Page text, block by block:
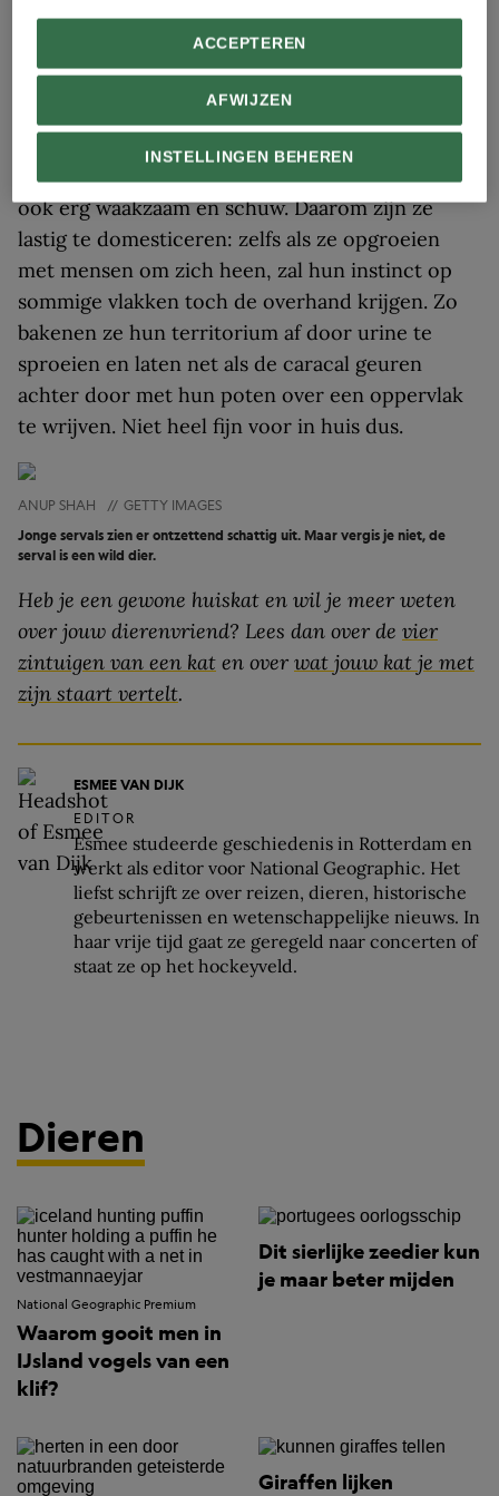
aangetroffen.
5. Servals zijn schuw en
territoriaal
Servals zijn slimme beesten, maar tegelijkertijd
ook erg waakzaam en schuw. Daarom zijn ze
lastig te domesticeren: zelfs als ze opgroeien
met mensen om zich heen, zal hun instinct op
sommige vlakken toch de overhand krijgen. Zo
bakenen ze hun territorium af door urine te
sproeien en laten net als de caracal geuren
achter door met hun poten over een oppervlak
te wrijven. Niet heel fijn voor in huis dus.
ANUP SHAH // GETTY IMAGES
Jonge servals zien er ontzettend schattig uit. Maar vergis je niet, de
serval is een wild dier.
Heb je een gewone huiskat en wil je meer weten
over jouw dierenvriend? Lees dan over de vier
zintuigen van een kat en over wat jouw kat je met
zijn staart vertelt.
ESMEE VAN DIJK
EDITOR
Esmee studeerde geschiedenis in Rotterdam en
werkt als editor voor National Geographic. Het
liefst schrijft ze over reizen, dieren, historische
gebeurtenissen en wetenschappelijke nieuws. In
haar vrije tijd gaat ze geregeld naar concerten of
staat ze op het hockeyveld.
Dieren
National Geographic Premium
Waarom gooit men in
IJsland vogels van een
klif?
Dit sierlijke zeedier kun
je maar beter mijden
Giraffen lijken
INSTELLINGEN BEHEREN
AFWIJZEN
ACCEPTEREN